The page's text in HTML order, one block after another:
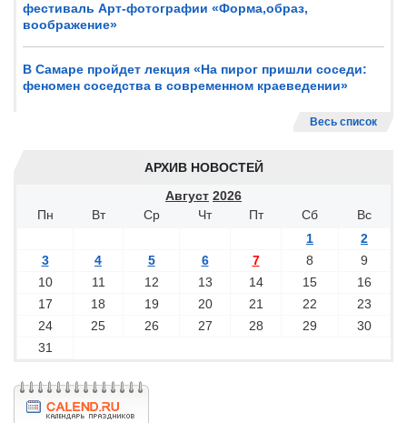
фестиваль Арт-фотографии «Форма,образ,
воображение»
В Самаре пройдет лекция «На пирог пришли соседи:
феномен соседства в современном краеведении»
Весь список
АРХИВ НОВОСТЕЙ
Август 2026
Пн
Вт Ср Чт Пт Сб
Вс
1
2
3
4 5 6 7 8
9
10
11 12 13 14 15
16
17
18 19 20 21 22
23
24
25 26 27 28 29
30
31